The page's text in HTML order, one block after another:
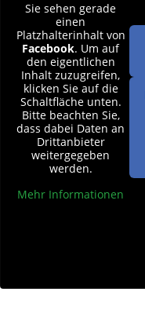
Sie sehen gerade
einen
Platzhalterinhalt von
Facebook. Um auf
den eigentlichen
Inhalt zuzugreifen,
klicken Sie auf die
Schaltfläche unten.
Bitte beachten Sie,
dass dabei Daten an
Drittanbieter
weitergegeben
werden.
Mehr Informationen